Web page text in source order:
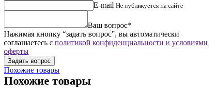
E-mail Не публикуется на сайте
Ваш вопрос*
Нажимая кнопку “задать вопрос”, вы автоматически
соглашаетесь с политикой конфиденциальности и условиями
оферты
Похожие товары
Похожие товары